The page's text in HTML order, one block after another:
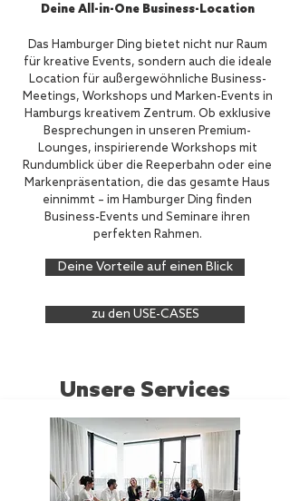
Deine All-in-One Business-Location
Das Hamburger Ding bietet nicht nur Raum
für kreative Events, sondern auch die ideale
Location für außergewöhnliche Business-
Meetings, Workshops und Marken-Events in
Hamburgs kreativem Zentrum. Ob exklusive
Besprechungen in unseren Premium-
Lounges, inspirierende Workshops mit
Rundumblick über die Reeperbahn oder eine
Markenpräsentation, die das gesamte Haus
einnimmt – im Hamburger Ding finden
Business-Events und Seminare ihren
perfekten Rahmen.
Deine Vorteile auf einen Blick
zu den USE-CASES
Unsere Services